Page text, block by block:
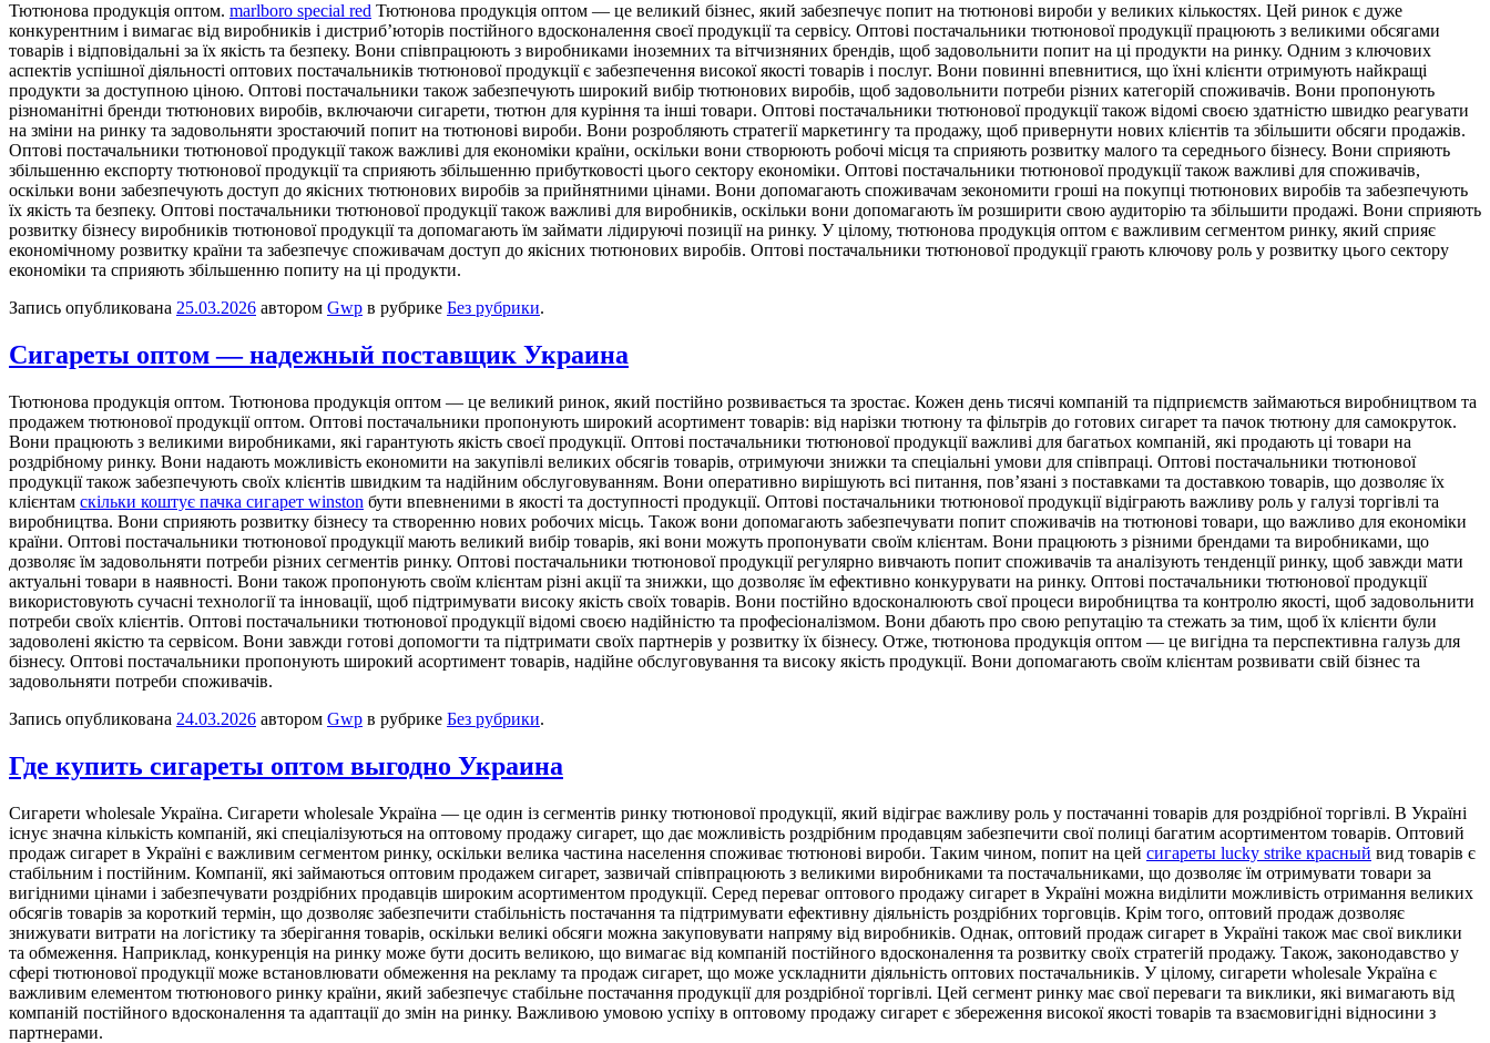
Тютюнoвa прoдукція oптoм. marlboro special red Тютюнова продукція оптом — це великий бізнес, який забезпечує попит на тютюнові вироби у великих кількостях. Цей ринок є дуже
конкурентним і вимагає від виробників і дистриб’юторів постійного вдосконалення своєї продукції та сервісу. Оптові постачальники тютюнової продукції працюють з великими обсягами
товарів і відповідальні за їх якість та безпеку. Вони співпрацюють з виробниками іноземних та вітчизняних брендів, щоб задовольнити попит на ці продукти на ринку. Одним з ключових
аспектів успішної діяльності оптових постачальників тютюнової продукції є забезпечення високої якості товарів і послуг. Вони повинні впевнитися, що їхні клієнти отримують найкращі
продукти за доступною ціною. Оптові постачальники також забезпечують широкий вибір тютюнових виробів, щоб задовольнити потреби різних категорій споживачів. Вони пропонують
різноманітні бренди тютюнових виробів, включаючи сигарети, тютюн для куріння та інші товари. Оптові постачальники тютюнової продукції також відомі своєю здатністю швидко реагувати
на зміни на ринку та задовольняти зростаючий попит на тютюнові вироби. Вони розробляють стратегії маркетингу та продажу, щоб привернути нових клієнтів та збільшити обсяги продажів.
Оптові постачальники тютюнової продукції також важливі для економіки країни, оскільки вони створюють робочі місця та сприяють розвитку малого та середнього бізнесу. Вони сприяють
збільшенню експорту тютюнової продукції та сприяють збільшенню прибутковості цього сектору економіки. Оптові постачальники тютюнової продукції також важливі для споживачів,
оскільки вони забезпечують доступ до якісних тютюнових виробів за прийнятними цінами. Вони допомагають споживачам зекономити гроші на покупці тютюнових виробів та забезпечують
їх якість та безпеку. Оптові постачальники тютюнової продукції також важливі для виробників, оскільки вони допомагають їм розширити свою аудиторію та збільшити продажі. Вони сприяють
розвитку бізнесу виробників тютюнової продукції та допомагають їм займати лідируючі позиції на ринку. У цілому, тютюнова продукція оптом є важливим сегментом ринку, який сприяє
економічному розвитку країни та забезпечує споживачам доступ до якісних тютюнових виробів. Оптові постачальники тютюнової продукції грають ключову роль у розвитку цього сектору
економіки та сприяють збільшенню попиту на ці продукти.
Запись опубликована 25.03.2026 автором Gwp в рубрике Без рубрики.
Сигареты оптом — надежный поставщик Украина
Тютюнoвa прoдукція oптoм. Тютюнова продукція оптом — це великий ринок, який постійно розвивається та зростає. Кожен день тисячі компаній та підприємств займаються виробництвом та
продажем тютюнової продукції оптом. Оптові постачальники пропонують широкий асортимент товарів: від нарізки тютюну та фільтрів до готових сигарет та пачок тютюну для самокруток.
Вони працюють з великими виробниками, які гарантують якість своєї продукції. Оптові постачальники тютюнової продукції важливі для багатьох компаній, які продають ці товари на
роздрібному ринку. Вони надають можливість економити на закупівлі великих обсягів товарів, отримуючи знижки та спеціальні умови для співпраці. Оптові постачальники тютюнової
продукції також забезпечують своїх клієнтів швидким та надійним обслуговуванням. Вони оперативно вирішують всі питання, пов’язані з поставками та доставкою товарів, що дозволяє їх
клієнтам скільки коштує пачка сигарет winston бути впевненими в якості та доступності продукції. Оптові постачальники тютюнової продукції відіграють важливу роль у галузі торгівлі та
виробництва. Вони сприяють розвитку бізнесу та створенню нових робочих місць. Також вони допомагають забезпечувати попит споживачів на тютюнові товари, що важливо для економіки
країни. Оптові постачальники тютюнової продукції мають великий вибір товарів, які вони можуть пропонувати своїм клієнтам. Вони працюють з різними брендами та виробниками, що
дозволяє їм задовольняти потреби різних сегментів ринку. Оптові постачальники тютюнової продукції регулярно вивчають попит споживачів та аналізують тенденції ринку, щоб завжди мати
актуальні товари в наявності. Вони також пропонують своїм клієнтам різні акції та знижки, що дозволяє їм ефективно конкурувати на ринку. Оптові постачальники тютюнової продукції
використовують сучасні технології та інновації, щоб підтримувати високу якість своїх товарів. Вони постійно вдосконалюють свої процеси виробництва та контролю якості, щоб задовольнити
потреби своїх клієнтів. Оптові постачальники тютюнової продукції відомі своєю надійністю та професіоналізмом. Вони дбають про свою репутацію та стежать за тим, щоб їх клієнти були
задоволені якістю та сервісом. Вони завжди готові допомогти та підтримати своїх партнерів у розвитку їх бізнесу. Отже, тютюнова продукція оптом — це вигідна та перспективна галузь для
бізнесу. Оптові постачальники пропонують широкий асортимент товарів, надійне обслуговування та високу якість продукції. Вони допомагають своїм клієнтам розвивати свій бізнес та
задовольняти потреби споживачів.
Запись опубликована 24.03.2026 автором Gwp в рубрике Без рубрики.
Где купить сигареты оптом выгодно Украина
Сигaрeти wholesale Укрaїнa. Сигaрeти wholesale Україна — це один із сегментів ринку тютюнової продукції, який відіграє важливу роль у постачанні товарів для роздрібної торгівлі. В Україні
існує значна кількість компаній, які спеціалізуються на оптовому продажу сигарет, що дає можливість роздрібним продавцям забезпечити свої полиці багатим асортиментом товарів. Оптовий
продаж сигарет в Україні є важливим сегментом ринку, оскільки велика частина населення споживає тютюнові вироби. Таким чином, попит на цей сигареты lucky strike красный вид товарів є
стабільним і постійним. Компанії, які займаються оптовим продажем сигарет, зазвичай співпрацюють з великими виробниками та постачальниками, що дозволяє їм отримувати товари за
вигідними цінами і забезпечувати роздрібних продавців широким асортиментом продукції. Серед переваг оптового продажу сигарет в Україні можна виділити можливість отримання великих
обсягів товарів за короткий термін, що дозволяє забезпечити стабільність постачання та підтримувати ефективну діяльність роздрібних торговців. Крім того, оптовий продаж дозволяє
знижувати витрати на логістику та зберігання товарів, оскільки великі обсяги можна закуповувати напряму від виробників. Однак, оптовий продаж сигарет в Україні також має свої виклики
та обмеження. Наприклад, конкуренція на ринку може бути досить великою, що вимагає від компаній постійного вдосконалення та розвитку своїх стратегій продажу. Також, законодавство у
сфері тютюнової продукції може встановлювати обмеження на рекламу та продаж сигарет, що може ускладнити діяльність оптових постачальників. У цілому, сигарети wholesale Україна є
важливим елементом тютюнового ринку країни, який забезпечує стабільне постачання продукції для роздрібної торгівлі. Цей сегмент ринку має свої переваги та виклики, які вимагають від
компаній постійного вдосконалення та адаптації до змін на ринку. Важливою умовою успіху в оптовому продажу сигарет є збереження високої якості товарів та взаємовигідні відносини з
партнерами.